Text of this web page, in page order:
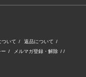
ついて / 返品について /
/ メルマガ登録・解除 / /